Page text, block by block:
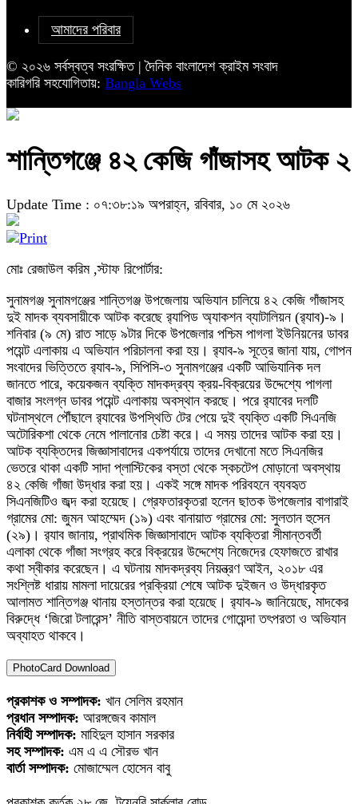
আমাদের পরিবার
© ২০২৬ সর্বস্বত্ব সংরক্ষিত | দৈনিক বাংলাদেশ ক্রাইম সংবাদ
কারিগরি সহযোগিতায়: Bangla Webs
শান্তিগঞ্জে ৪২ কেজি গাঁজাসহ আটক ২
Update Time : ০৭:৩৮:১৯ অপরাহ্ন, রবিবার, ১০ মে ২০২৬
মোঃ রেজাউল করিম ,স্টাফ রিপোর্টার:
সুনামগঞ্জ সুনামগঞ্জের শান্তিগঞ্জ উপজেলায় অভিযান চালিয়ে ৪২ কেজি গাঁজাসহ
দুই মাদক ব্যবসায়ীকে আটক করেছে র্যাপিড অ্যাকশন ব্যাটালিয়ন (র্যাব)-৯।
শনিবার (৯ মে) রাত সাড়ে ৯টার দিকে উপজেলার পশ্চিম পাগলা ইউনিয়নের ডাবর
পয়েন্ট এলাকায় এ অভিযান পরিচালনা করা হয়। র্যাব-৯ সূত্রে জানা যায়, গোপন
সংবাদের ভিত্তিতে র্যাব-৯, সিপিসি-৩ সুনামগঞ্জের একটি আভিযানিক দল
জানতে পারে, কয়েকজন ব্যক্তি মাদকদ্রব্য ক্রয়-বিক্রয়ের উদ্দেশ্যে পাগলা
বাজার সংলগ্ন ডাবর পয়েন্ট এলাকায় অবস্থান করছে। পরে র্যাবের দলটি
ঘটনাস্থলে পৌঁছালে র্যাবের উপস্থিতি টের পেয়ে দুই ব্যক্তি একটি সিএনজি
অটোরিকশা থেকে নেমে পালানোর চেষ্টা করে। এ সময় তাদের আটক করা হয়।
আটক ব্যক্তিদের জিজ্ঞাসাবাদের একপর্যায়ে তাদের দেখানো মতে সিএনজির
ভেতরে থাকা একটি সাদা প্লাস্টিকের বস্তা থেকে স্কচটেপ মোড়ানো অবস্থায়
৪২ কেজি গাঁজা উদ্ধার করা হয়। একই সঙ্গে মাদক পরিবহনে ব্যবহৃত
সিএনজিটিও জব্দ করা হয়েছে। গ্রেফতারকৃতরা হলেন ছাতক উপজেলার বাগারাই
গ্রামের মো: জুমন আহম্মেদ (১৯) এবং বানায়াত গ্রামের মো: সুলতান হুসেন
(২৯)। র্যাব জানায়, প্রাথমিক জিজ্ঞাসাবাদে আটক ব্যক্তিরা সীমান্তবর্তী
এলাকা থেকে গাঁজা সংগ্রহ করে বিক্রয়ের উদ্দেশ্যে নিজেদের হেফাজতে রাখার
কথা স্বীকার করেছেন। এ ঘটনায় মাদকদ্রব্য নিয়ন্ত্রণ আইন, ২০১৮ এর
সংশ্লিষ্ট ধারায় মামলা দায়েরের প্রক্রিয়া শেষে আটক দুইজন ও উদ্ধারকৃত
আলামত শান্তিগঞ্জ থানায় হস্তান্তর করা হয়েছে। র্যাব-৯ জানিয়েছে, মাদকের
বিরুদ্ধে ‘জিরো টলারেন্স’ নীতি বাস্তবায়নে তাদের গোয়েন্দা তৎপরতা ও অভিযান
অব্যাহত থাকবে।
PhotoCard Download
প্রকাশক ও সম্পাদক: খান সেলিম রহমান
প্রধান সম্পাদক: আরঙ্গজেব কামাল
নির্বাহী সম্পাদক: মাহিদুল হাসান সরকার
সহ সম্পাদক: এম এ এ সৌরভ খান
বার্তা সম্পাদক: মোজাম্মেল হোসেন বাবু